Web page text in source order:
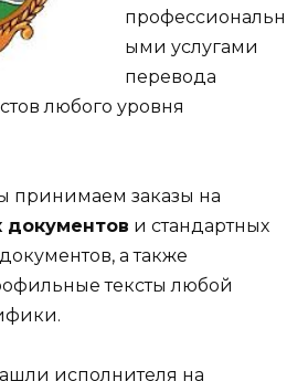
профессиональн
ыми услугами
перевода
любого уровня
принимаем заказы на
документов и стандартных
а также
тексты любой
исполнителя на